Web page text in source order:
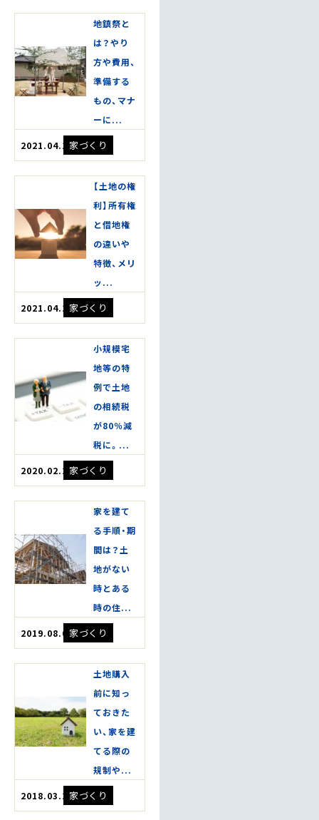
2021.04.17家づくり
地鎮祭と
は？やり
方や費用、
準備する
もの、マナ
ーに...
2021.04.14家づくり
【土地の権
利】所有権
と借地権
の違いや
特徴、メリ
ッ...
2020.02.21家づくり
小規模宅
地等の特
例で土地
の相続税
が80％減
税に。...
2019.08.08家づくり
家を建て
る手順・期
間は？土
地がない
時とある
時の住...
2018.03.20家づくり
土地購入
前に知っ
ておきた
い、家を建
てる際の
規制や...